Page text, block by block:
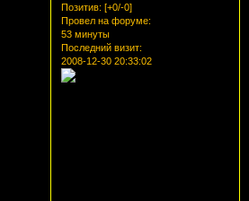
Позитив: [+0/-0]
Провел на форуме:
53 минуты
Последний визит:
2008-12-30 20:33:02